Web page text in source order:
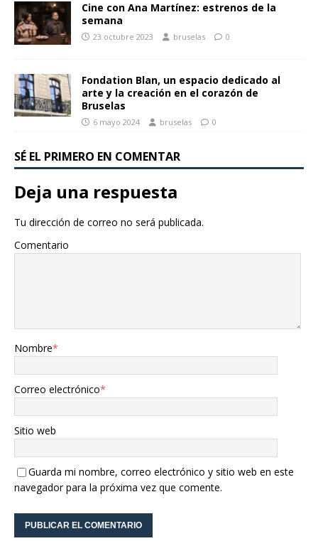
Cine con Ana Martínez: estrenos de la
semana
23 octubre 2023 bruselas 0
Fondation Blan, un espacio dedicado al
arte y la creación en el corazón de
Bruselas
6 mayo 2024 bruselas 0
SÉ EL PRIMERO EN COMENTAR
Deja una respuesta
Tu dirección de correo no será publicada.
Comentario
Nombre*
Correo electrónico*
Sitio web
Guarda mi nombre, correo electrónico y sitio web en este
navegador para la próxima vez que comente.